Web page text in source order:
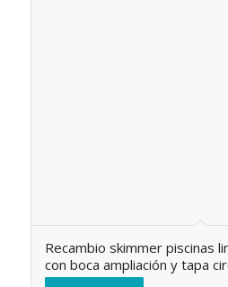
Recambio skimmer piscinas
con boca ampliación y tapa